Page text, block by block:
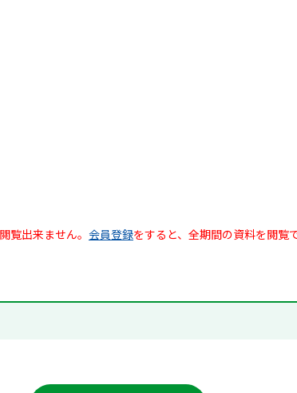
覧出来ません。 会員登録をすると、全期間の資料を閲覧